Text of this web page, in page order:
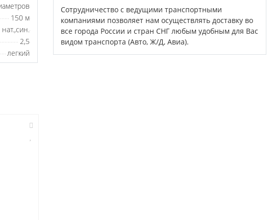
Сотрудничество с ведущими транспортными
компаниями позволяет нам осуществлять доставку во
все города России и стран СНГ любым удобным для Вас
видом транспорта (Авто, Ж/Д, Авиа).
150 м
нат.,син.
2,5
легкий